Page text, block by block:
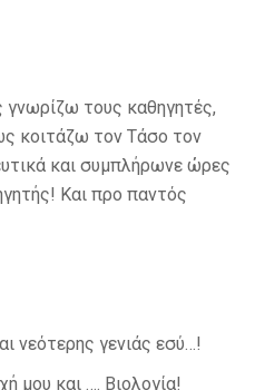
γνωρίζω τους καθηγητές,
κοιτάζω τον Τάσο τον
και συμπλήρωνε ώρες
Και προ παντός
νεότερης γενιάς εσύ…!
μου και …. Βιολογία!